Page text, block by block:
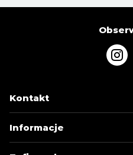
Kontakt
Informacje